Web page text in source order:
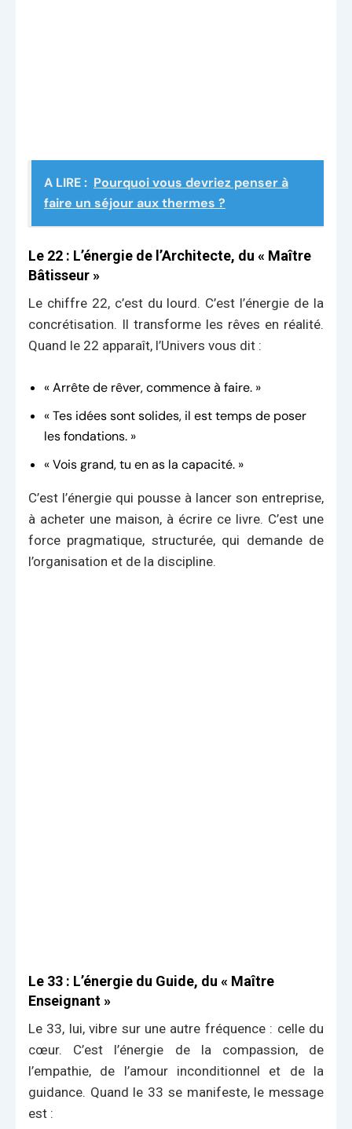
A LIRE : Pourquoi vous devriez penser à
faire un séjour aux thermes ?
Le 22 : L’énergie de l’Architecte, du « Maître
Bâtisseur »
Le chiffre 22, c’est du lourd. C’est l’énergie de la
concrétisation. Il transforme les rêves en réalité.
Quand le 22 apparaît, l’Univers vous dit :
« Arrête de rêver, commence à faire. »
« Tes idées sont solides, il est temps de poser
les fondations. »
« Vois grand, tu en as la capacité. »
C’est l’énergie qui pousse à lancer son entreprise,
à acheter une maison, à écrire ce livre. C’est une
force pragmatique, structurée, qui demande de
l’organisation et de la discipline.
Le 33 : L’énergie du Guide, du « Maître
Enseignant »
Le 33, lui, vibre sur une autre fréquence : celle du
cœur. C’est l’énergie de la compassion, de
l’empathie, de l’amour inconditionnel et de la
guidance. Quand le 33 se manifeste, le message
est :